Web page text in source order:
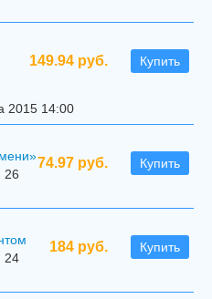
149.94 руб. Купить
2015 14:00
74.97 руб. Купить
26
184 руб. Купить
24